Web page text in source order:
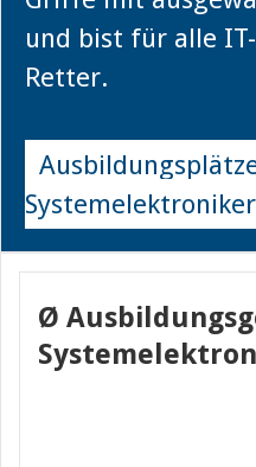
und bist für alle
Retter.
Ø